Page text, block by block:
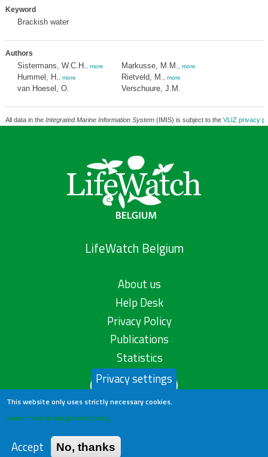
Keyword
Brackish water
Authors
Sistermans, W.C.H. more
Hummel, H. more
van Hoesel, O.
Markusse, M.M. more
Rietveld, M. more
Verschuure, J.M.
All data in the Integrated Marine Information System(IMIS) is subject to the VLIZ privacy
LifeWatch Belgium
About us
Help Desk
Privacy Policy
Publications
Statistics
Contact us
Privacy settings
This website only uses strictly necessary cookies.
Learn more in our privacy policy
Accept No, thanks